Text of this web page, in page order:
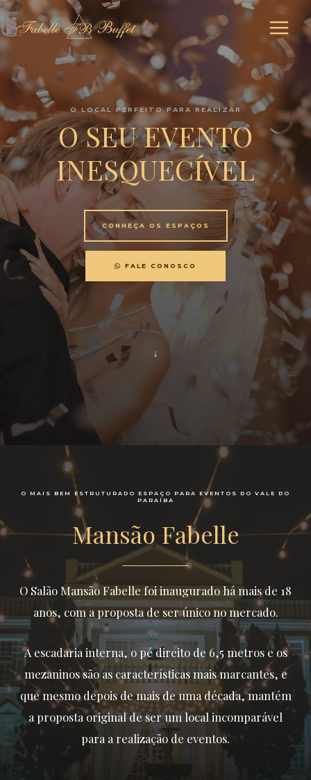
O LOCAL PERFEITO PARA REALIZAR
O SEU EVENTO
INESQUECÍVEL
CONHEÇA OS ESPAÇOS
FALE CONOSCO
↓
O MAIS BEM ESTRUTURADO ESPAÇO PARA EVENTOS DO VALE DO
PARAÍBA
Mansão Fabelle
O Salão Mansão Fabelle foi inaugurado há mais de 18
anos, com a proposta de ser único no mercado.
A escadaria interna, o pé direito de 6,5 metros e os
mezaninos são as características mais marcantes, e
que mesmo depois de mais de uma década, mantém
a proposta original de ser um local incomparável
para a realização de eventos.